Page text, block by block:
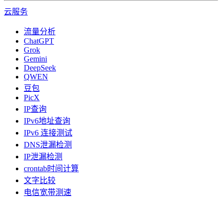
云服务
流量分析
ChatGPT
Grok
Gemini
DeepSeek
QWEN
豆包
PicX
IP查询
IPv6地址查询
IPv6 连接测试
DNS泄漏检测
IP泄漏检测
crontab时间计算
文字比较
电信宽带测速